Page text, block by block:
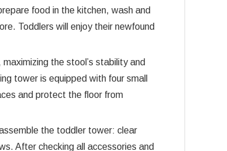
food in the kitchen, wash and
Toddlers will enjoy their newfound
the stool’s stability and
tower is equipped with four small
and protect the floor from
the toddler tower: clear
After checking all accessories and